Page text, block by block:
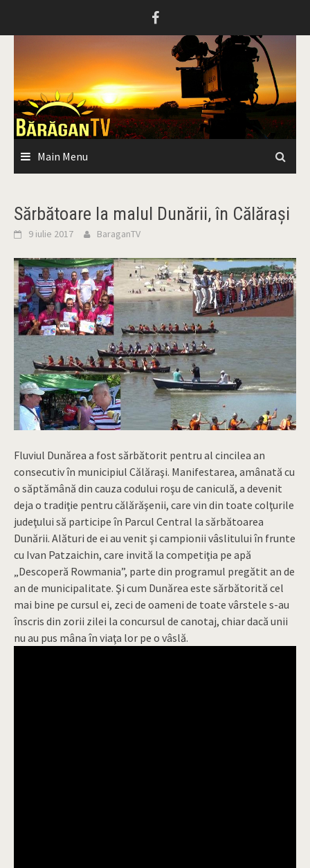
Main Menu
Sărbătoare la malul Dunării, în Călăraşi
9 iulie 2017 BaraganTV
Fluviul Dunărea a fost sărbătorit pentru al cincilea an
consecutiv în municipiul Călăraşi. Manifestarea, amânată cu
o săptămână din cauza codului roşu de caniculă, a devenit
deja o tradiţie pentru călărăşenii, care vin din toate colţurile
judeţului să participe în Parcul Central la sărbătoarea
Dunării. Alături de ei au venit şi campionii vâslitului în frunte
cu Ivan Patzaichin, care invită la competiţia pe apă
„Descoperă Rowmania”, parte din programul pregătit an de
an de municipalitate. Şi cum Dunărea este sărbătorită cel
mai bine pe cursul ei, zeci de oameni de toate vârstele s-au
înscris din zorii zilei la concursul de canotaj, chiar dacă unii
nu au pus mâna în viaţa lor pe o vâslă.